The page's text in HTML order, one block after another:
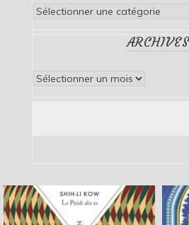
Catégories
ARCHIVES
Archives